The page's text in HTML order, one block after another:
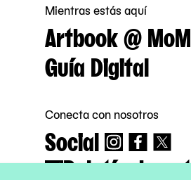
Mientras estás aquí
Artbook @
Guía Digital
Conecta con nosotros
Social
Boletín de